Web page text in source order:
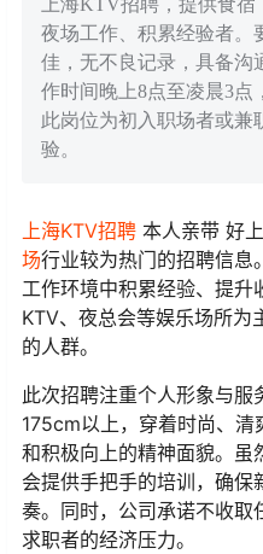
上海KTV招聘，提供食
夜场工作、积累经验者。
佳，无不良记录，具备沟
作时间晚上8点至凌晨3点
此岗位为初入职场者或兼
验。
上海KTV招聘 本人亲带 好
场行业较为热门的招聘信息
工作环境中积累经验、提升
KTV、夜总会等娱乐场所为
的人群。
此次招聘注重个人形象与服
175cm以上，穿着时尚、
和积极向上的精神面貌。虽
会提供手把手的培训，确
奏。同时，公司承诺不收取
求职者的经济压力。